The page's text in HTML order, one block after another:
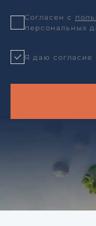
Согласен с
персональных
Я даю согласие